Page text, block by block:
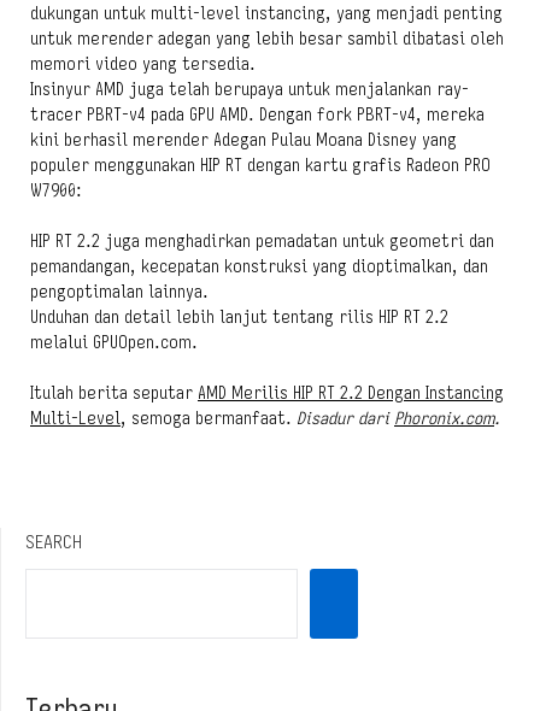
dukungan untuk multi-level instancing, yang menjadi penting
untuk merender adegan yang lebih besar sambil dibatasi oleh
memori video yang tersedia.
Insinyur AMD juga telah berupaya untuk menjalankan ray-
tracer PBRT-v4 pada GPU AMD. Dengan fork PBRT-v4, mereka
kini berhasil merender Adegan Pulau Moana Disney yang
populer menggunakan HIP RT dengan kartu grafis Radeon PRO
W7900:
HIP RT 2.2 juga menghadirkan pemadatan untuk geometri dan
pemandangan, kecepatan konstruksi yang dioptimalkan, dan
pengoptimalan lainnya.
Unduhan dan detail lebih lanjut tentang rilis HIP RT 2.2
melalui GPUOpen.com.
Itulah berita seputar AMD Merilis HIP RT 2.2 Dengan Instancing
Multi-Level, semoga bermanfaat. Disadur dari Phoronix.com.
SEARCH